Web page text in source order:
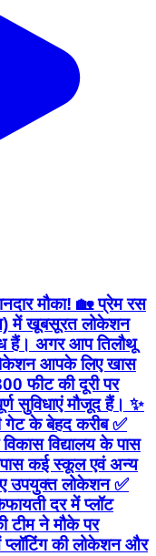
मौका! 🏡 प्रेम रस
में खूबसूरत लोकेशन
हैं। अगर आप तिलौथू
आपके लिए खास
फीट की दूरी पर
सुविधाएं मौजूद हैं। ✨
के बेहद करीब ✅
विद्यालय के पास
कई स्कूल एवं अन्य
उपयुक्त लोकेशन ✅
दर में प्लॉट
टीम ने मौके पर
प्लॉटिंग की लोकेशन और